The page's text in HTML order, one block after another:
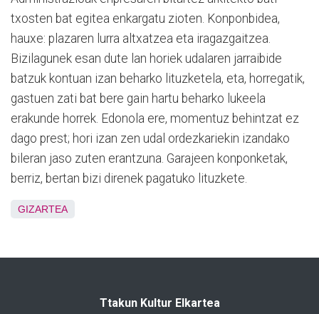
txosten bat egitea enkargatu zioten. Konponbidea,
hauxe: plazaren lurra altxatzea eta iragazgaitzea.
Bizilagunek esan dute lan horiek udalaren jarraibide
batzuk kontuan izan beharko lituzketela, eta, horregatik,
gastuen zati bat bere gain hartu beharko lukeela
erakunde horrek. Edonola ere, momentuz behintzat ez
dago prest; hori izan zen udal ordezkariekin izandako
bileran jaso zuten erantzuna. Garajeen konponketak,
berriz, bertan bizi direnek pagatuko lituzkete.
GIZARTEA
Ttakun Kultur Elkartea